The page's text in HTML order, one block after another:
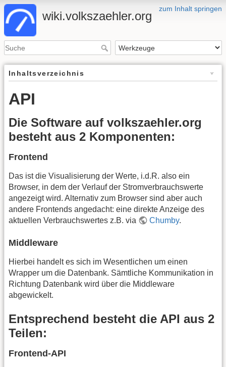
zum Inhalt springen
wiki.volkszaehler.org
Inhaltsverzeichnis
API
Die Software auf volkszaehler.org
besteht aus 2 Komponenten:
Frontend
Das ist die Visualisierung der Werte, i.d.R. also ein
Browser, in dem der Verlauf der Stromverbrauchswerte
angezeigt wird. Alternativ zum Browser sind aber auch
andere Frontends angedacht: eine direkte Anzeige des
aktuellen Verbrauchswertes z.B. via
Chumby.
Middleware
Hierbei handelt es sich im Wesentlichen um einen
Wrapper um die Datenbank. Sämtliche Kommunikation in
Richtung Datenbank wird über die Middleware
abgewickelt.
Entsprechend besteht die API aus 2
Teilen:
Frontend-API